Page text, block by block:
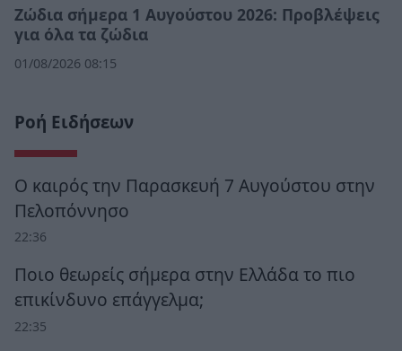
Ζώδια σήμερα 1 Αυγούστου 2026: Προβλέψεις
για όλα τα ζώδια
01/08/2026 08:15
Ροή Ειδήσεων
Ο καιρός την Παρασκευή 7 Αυγούστου στην
Πελοπόννησο
22:36
Ποιο θεωρείς σήμερα στην Ελλάδα το πιο
επικίνδυνο επάγγελμα;
22:35